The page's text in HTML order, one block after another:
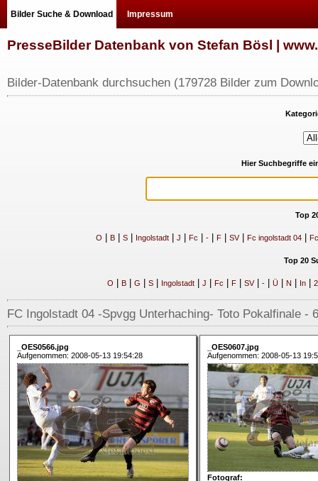
Bilder Suche & Download Impressum
PresseBilder Datenbank von Stefan Bösl |
Bilder-Datenbank durchsuchen (179728 Bilder zum
Hier Suchbegriffe
Top
O B| S| Ingolstadt| J Fc -| F| SV| Fc ingolstadt 04|
Top 20
O B| G S| Ingolstadt| J Fc F| SV| -| Ü| N In| 2
FC Ingolstadt 04 -Spvgg Unterhaching- Toto Pokalfinale -
_OES0566.jpg
Aufgenommen: 2008-05-13 19:54:28
_OES0607.jpg
Aufgenommen: 2008-05-13
Fotograf: